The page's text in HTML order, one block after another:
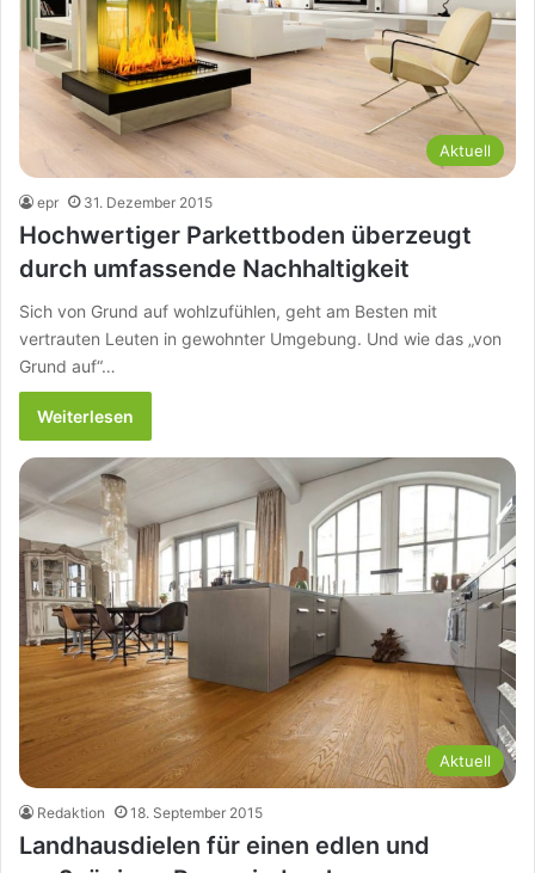
Aktuell
epr 31. Dezember 2015
Hochwertiger Parkettboden überzeugt
durch umfassende Nachhaltigkeit
Sich von Grund auf wohlzufühlen, geht am Besten mit
vertrauten Leuten in gewohnter Umgebung. Und wie das „von
Grund auf“…
Weiterlesen
Aktuell
Redaktion 18. September 2015
Landhausdielen für einen edlen und